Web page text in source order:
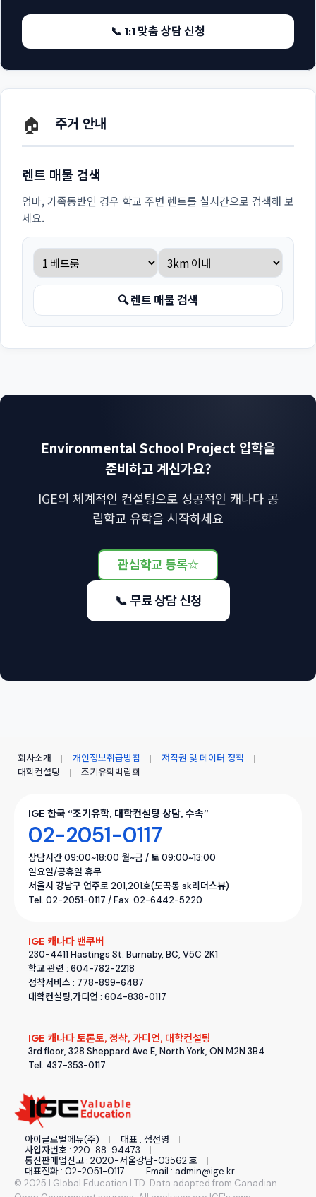
📞 1:1 맞춤 상담 신청
🏠 주거 안내
렌트 매물 검색
엄마, 가족동반인 경우 학교 주변 렌트를 실시간으로 검색해 보
세요.
🔍 렌트 매물 검색
Environmental School Project 입학을
준비하고 계신가요?
IGE의 체계적인 컨설팅으로 성공적인 캐나다 공
립학교 유학을 시작하세요
관심학교 등록☆
📞 무료 상담 신청
IGE 한국 “조기유학, 대학컨설팅 상담, 수속”
02-2051-0117
상담시간 09:00~18:00 월~금 / 토 09:00~13:00
일요일/공휴일 휴무
서울시 강남구 언주로 201,201호(도곡동 sk리더스뷰)
Tel. 02-2051-0117 / Fax. 02-6442-5220
IGE 캐나다 밴쿠버
230-4411 Hastings St. Burnaby, BC, V5C 2K1
학교 관련 : 604-782-2218
정착서비스 : 778-899-6487
대학컨설팅,가디언 : 604-838-0117
IGE 캐나다 토론토, 정착, 가디언, 대학컨설팅
3rd floor, 328 Sheppard Ave E, North York, ON M2N 3B4
Tel. 437-353-0117
아이글로벌에듀(주)
대표 : 정선영
사업자번호 : 220-88-94473
통신판매업신고 : 2020-서울강남-03562 호
대표전화 : 02-2051-0117
Email : admin@ige.kr
회사소개 개인정보취급방침
저작권 및 데이터 정책
대학컨설팅
조기유학박람회
© 2025 I Global Education LTD. Data adapted from Canadian